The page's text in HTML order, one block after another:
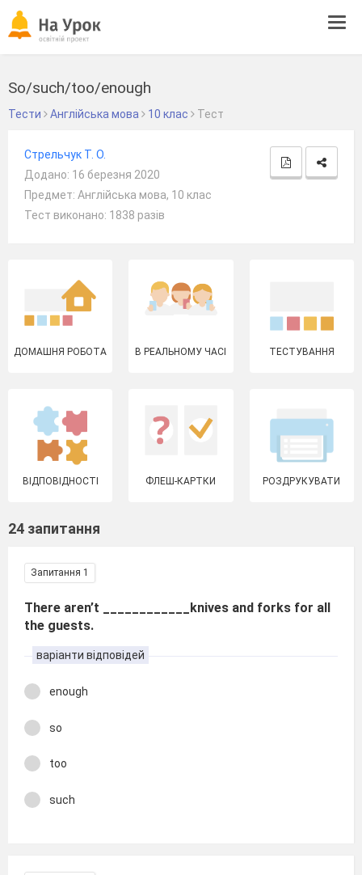
So/such/too/enough
Тести Англійська мова 10 клас Тест
Стрельчук Т. О.
Додано: 16 березня 2020
Предмет: Англійська мова, 10 клас
Тест виконано: 1838 разів
ДОМАШНЯ РОБОТА В РЕАЛЬНОМУ ЧАСІ ТЕСТУВАННЯ
ВІДПОВІДНОСТІ ФЛЕШ-КАРТКИ РОЗДРУКУВАТИ
24 запитання
Запитання 1
There aren’t ____________knives and forks for all
the guests.
варіанти відповідей
enough
so
too
such